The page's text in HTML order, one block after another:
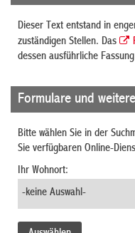
Dieser Text entstand in
zuständigen Stellen. Das
dessen ausführliche
Formulare und
Bitte wählen Sie in der
Sie verfügbaren Online-
Ihr Wohnort: